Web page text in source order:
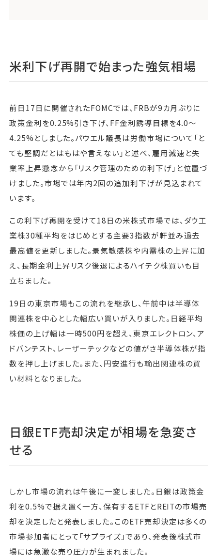
米利下げ再開で始まった強気相場
前日17日に開催されたFOMCでは、FRBが9カ月ぶりに
政策金利を0.25%引き下げ、FF金利誘導目標を4.0～
4.25%としました。パウエル議長は労働市場について「と
ても堅調だとはもはや言えない」と述べ、雇用減速と失
業率上昇懸念から「リスク管理のための利下げ」と位置づ
けました。市場では年内2回の追加利下げが見込まれて
います。
この利下げ再開を受けて18日の米株式市場では、ダウ工
業株30種平均をはじめとする主要3指数が軒並み過去
最高値を更新しました。景気敏感株や内需株の上昇に加
え、長期金利上昇リスク後退によるハイテク株買いも目
立ちました。
19日の東京市場もこの流れを継承し、午前中は半導体
関連株を中心とした幅広い買いが入りました。日経平均
株価の上げ幅は一時500円を超え、東京エレクトロン、ア
ドバンテスト、レーザーテックなどの値がさ半導体株が指
数を押し上げました。また、円安進行も輸出関連株の買
い材料となりました。
日銀ETF売却決定が相場を急変さ
せる
しかし市場の流れは午後に一変しました。日銀は政策金
利を0.5%で据え置く一方、保有するETFとREITの市場売
却を決定したと発表しました。このETF売却決定は多くの
市場参加者にとって「サプライズ」であり、発表後株式市
場には急激な売り圧力が生まれました。